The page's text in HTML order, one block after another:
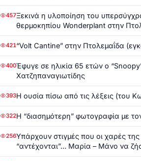
457Ξεκινά η υλοποίηση του
θερμοκηπίου Wonderplant στην
421“Volt Cantine” στην Πτολεμαΐδα
400Έφυγε σε ηλικία 65 ετών ο
Χατζηπαναγιωτίδης
393Η ουσία πίσω από τις λέξεις (του
322Η “διασημότερη” φωτογραφία με
256Υπάρχουν στιγμές που οι χαρές
“αντέχονται”… Μαρία – Μάνο να